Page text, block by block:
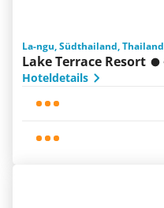
La-ngu, Südthailand, Thailand
Lake Terrace Resort
Hoteldetails